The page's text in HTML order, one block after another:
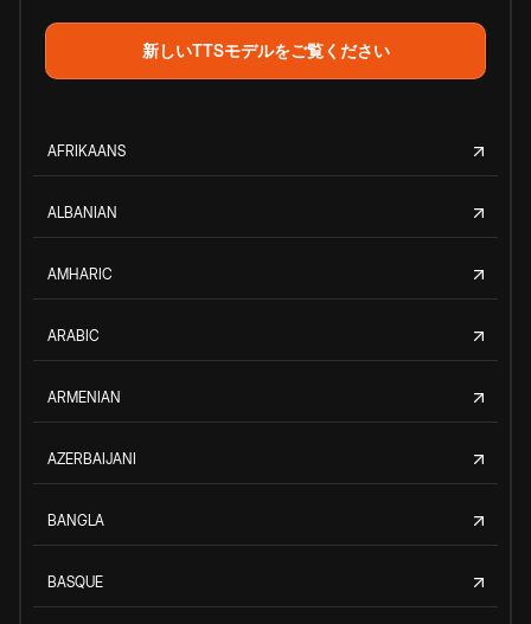
新しいTTSモデルをご覧ください
AFRIKAANS
ALBANIAN
AMHARIC
ARABIC
ARMENIAN
AZERBAIJANI
BANGLA
BASQUE